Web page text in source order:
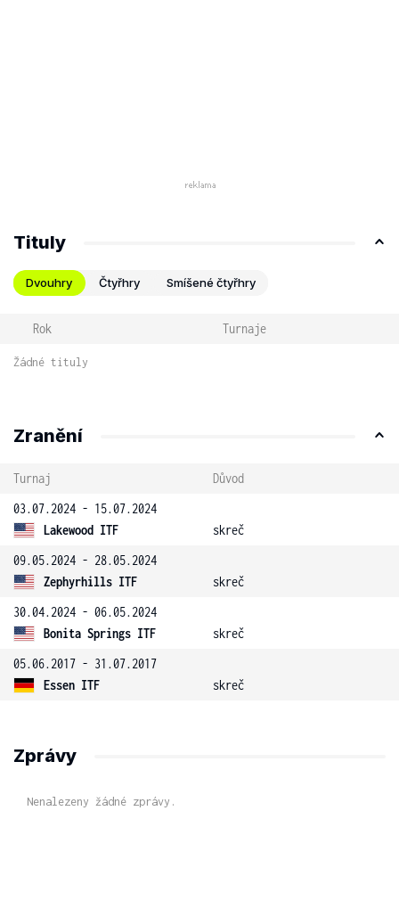
Tituly
Dvouhry Čtyřhry Smíšené čtyřhry
Rok Turnaje
Žádné tituly
Zranění
Turnaj
Důvod
03.07.2024 - 15.07.2024
Lakewood ITF
skreč
09.05.2024 - 28.05.2024
Zephyrhills ITF
skreč
30.04.2024 - 06.05.2024
Bonita Springs ITF
skreč
05.06.2017 - 31.07.2017
Essen ITF
skreč
Zprávy
Nenalezeny žádné zprávy.